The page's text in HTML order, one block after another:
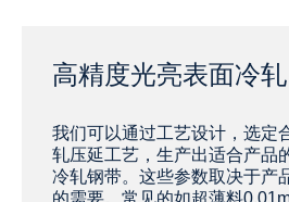
高精度光亮表面冷轧
我们可以通过工艺设计，选定
轧压延工艺，生产出适合产品
冷轧钢带。这些参数取决于产
的需要。常见的如超薄料